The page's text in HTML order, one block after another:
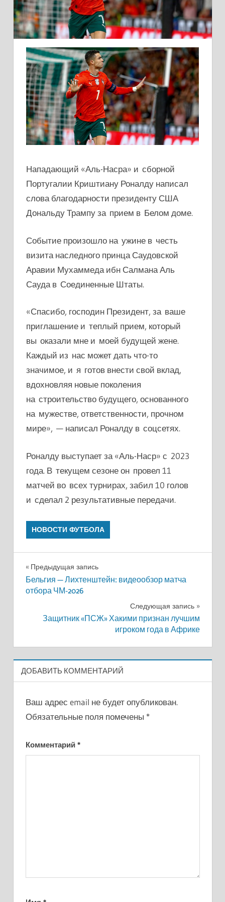
Нападающий «Аль-Насра» и сборной
Португалии Криштиану Роналду написал
слова благодарности президенту США
Дональду Трампу за прием в Белом доме.
Событие произошло на ужине в честь
визита наследного принца Саудовской
Аравии Мухаммеда ибн Салмана Аль
Сауда в Соединенные Штаты.
«Спасибо, господин Президент, за ваше
приглашение и теплый прием, который
вы оказали мне и моей будущей жене.
Каждый из нас может дать что-то
значимое, и я готов внести свой вклад,
вдохновляя новые поколения
на строительство будущего, основанного
на мужестве, ответственности, прочном
мире», — написал Роналду в соцсетях.
Роналду выступает за «Аль-Наср» с 2023
года. В текущем сезоне он провел 11
матчей во всех турнирах, забил 10 голов
и сделал 2 результативные передачи.
НОВОСТИ ФУТБОЛА
Навигация
по
Предыдущая запись
Бельгия — Лихтенштейн: видеообзор матча
отбора ЧМ-2026
Следующая запись
Защитник «ПСЖ» Хакими признан лучшим
игроком года в Африке
ДОБАВИТЬ КОММЕНТАРИЙ
Ваш адрес email не будет опубликован.
Обязательные поля помечены *
Комментарий *